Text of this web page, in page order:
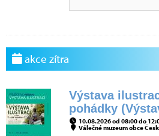
akce zítra
Výstava
pohádky
10.08.2026 od 08:00 do
Válečné muzeum obce